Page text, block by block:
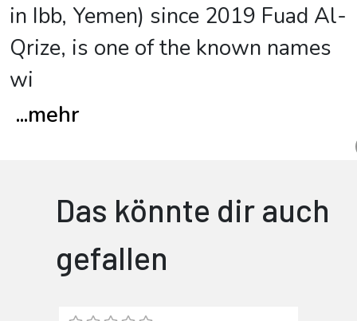
in Ibb, Yemen) since 2019 Fuad Al-
Qrize, is one of the known names
wi
...mehr
Das könnte dir auch
gefallen